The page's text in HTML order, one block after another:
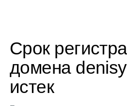
Срок
домена
истек